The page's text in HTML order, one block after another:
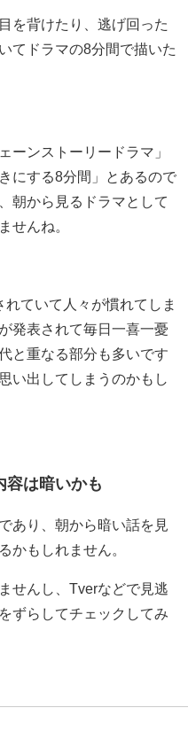
を背けたり、逃げ回った
てドラマの8分間で描いた
ーンストーリードラマ」
にする8分間」とあるので
朝から見るドラマとして
せんね。
ていて人々が慣れてしま
発表されて毎日一喜一憂
と重なる部分も多いです
い出してしまうのかもし
容は暗いかも
あり、朝から暗い話を見
かもしれません。
せんし、Tverなどで見逃
ずらしてチェックしてみ